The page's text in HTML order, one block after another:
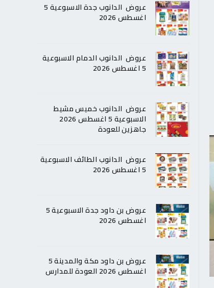
عروض الدانوب جدة الاسبوعية 5
اغسطس 2026
عروض الدانوب الدمام الاسبوعية
5 اغسطس 2026
عروض الدانوب خميس مشيط
الاسبوعية 5 اغسطس 2026
جاهزين للعودة
عروض الدانوب الطائف الاسبوعية
5 اغسطس 2026
عروض بن داود جدة الاسبوعية 5
اغسطس 2026
عروض بن داود مكة والمدينة 5
اغسطس 2026 العودة للمدارس